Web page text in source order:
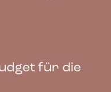
für die